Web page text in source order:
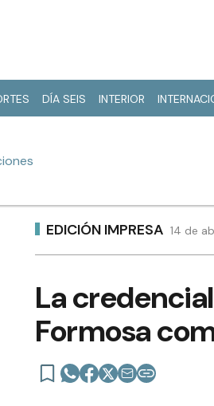
DÍA SEIS INTERIOR
EDICIÓN IMPRESA 14 de
La
Formosa